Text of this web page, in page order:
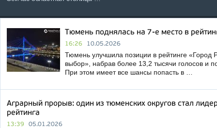
Тюмень поднялась на 7-е место в
16:26 10.05.2026
Тюмень улучшила позиции в рейтинге «Город
выбор», набрав более 13,2 тысячи голосов и
При этом имеет все шансы попасть в …
Аграрный прорыв: один из тюменских округов стал
рейтинга
13:39 05.01.2026